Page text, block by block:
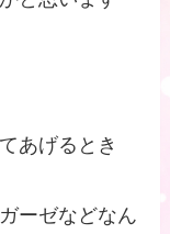
あげるとき
ーゼなどなん